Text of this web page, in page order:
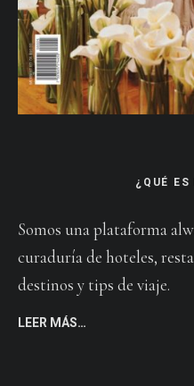
¿QUÉ ES
Somos una plataforma
curaduría de hoteles,
destinos y tips de viaje.
LEER MÁS…